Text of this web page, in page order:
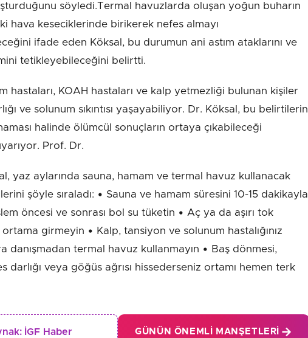
söyledi.Termal havuzlarda oluşan yoğun buharın
hava keseciklerinde birikerek nefes almayı
ifade eden Köksal, bu durumun ani astım ataklarını ve
tetikleyebileceğini belirtti.
hastaları, KOAH hastaları ve kalp yetmezliği bulunan kişiler
ve solunum sıkıntısı yaşayabiliyor. Dr. Köksal, bu belirtilerin
halinde ölümcül sonuçların ortaya çıkabileceği
Prof. Dr.
yaz aylarında sauna, hamam ve termal havuz kullanacak
şöyle sıraladı: • Sauna ve hamam süresini 10-15 dakikayla
öncesi ve sonrası bol su tüketin • Aç ya da aşırı tok
ortama girmeyin • Kalp, tansiyon ve solunum hastalığınız
danışmadan termal havuz kullanmayın • Baş dönmesi,
darlığı veya göğüs ağrısı hissederseniz ortamı hemen terk
İGF Haber GÜNÜN ÖNEMLI MANŞETLERI